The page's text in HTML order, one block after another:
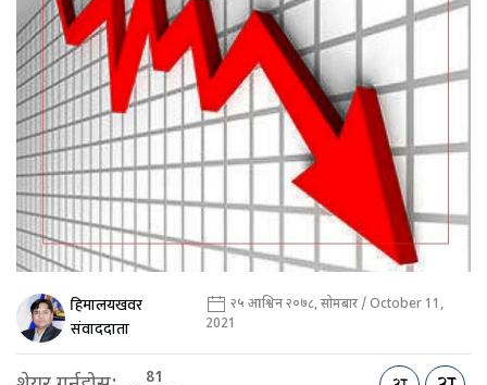
हिमालयखवर
संवाददाता
२५ आश्विन २०७८, सोमबार / October 11,
2021
81